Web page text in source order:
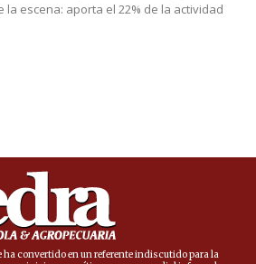
la escena: aporta el 22% de la actividad
ha convertido en un referente indiscutido para la